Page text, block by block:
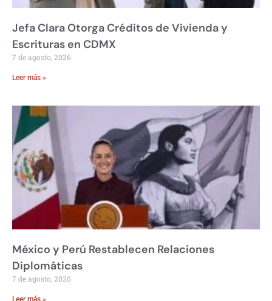
Jefa Clara Otorga Créditos de Vivienda y
Escrituras en CDMX
7 de agosto, 2026
Leer más »
México y Perú Restablecen Relaciones
Diplomáticas
7 de agosto, 2026